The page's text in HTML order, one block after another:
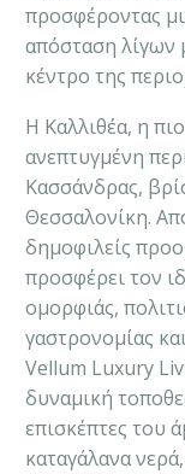
προσφέροντας
απόσταση λίγων
κέντρο της
Η Καλλιθέα, η
ανεπτυγμένη
Κασσάνδρας,
Θεσσαλονίκη.
δημοφιλείς
προσφέρει τον
ομορφιάς,
γαστρονομίας
Vellum Luxury
δυναμική
επισκέπτες του
καταγάλανα